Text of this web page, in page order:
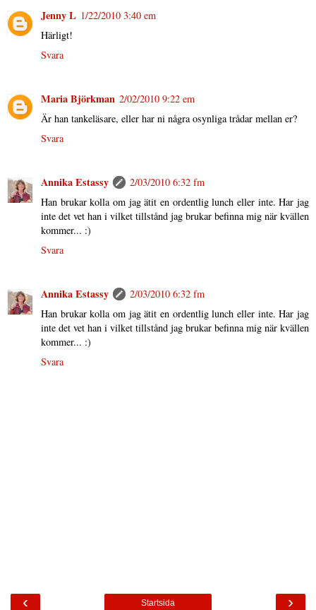
Jenny L 1/22/2010 3:40 em
Härligt!
Svara
Maria Björkman 2/02/2010 9:22 em
Är han tankeläsare, eller har ni några osynliga trådar mellan er?
Svara
Annika Estassy
2/03/2010 6:32 fm
Han brukar kolla om jag ätit en ordentlig lunch eller inte. Har jag
inte det vet han i vilket tillstånd jag brukar befinna mig när kvällen
kommer... :)
Svara
Annika Estassy
2/03/2010 6:32 fm
Han brukar kolla om jag ätit en ordentlig lunch eller inte. Har jag
inte det vet han i vilket tillstånd jag brukar befinna mig när kvällen
kommer... :)
Svara
‹ ›
Startsida